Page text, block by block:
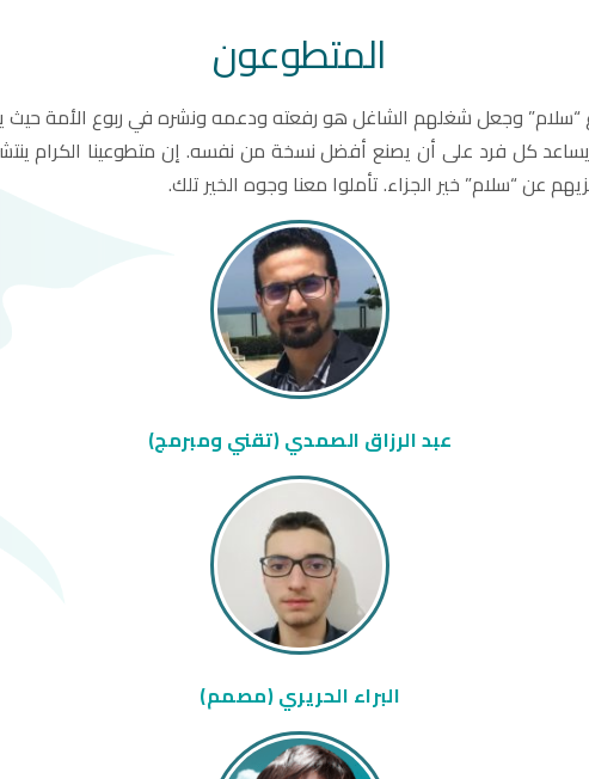
المتطوعون
“سلام” وجعل شغلهم الشاغل هو رفعته ودعمه ونشره في ربوع الأمة
كل فرد على أن يصنع أفضل نسخة من نفسه. إن متطوعينا الكرام
عن “سلام” خير الجزاء. تأملوا معنا وجوه الخير تلك.
عبد الرزاق الصمدي (تقني ومبرمج)
البراء الحريري (مصمم)